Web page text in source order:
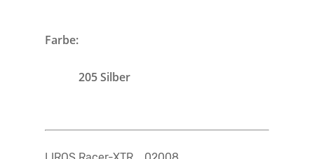
Farbe:
205 Silber